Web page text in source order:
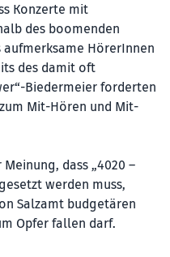
Konzerte mit
des boomenden
aufmerksame HörerInnen
des damit oft
Biedermeier forderten
Mit-Hören und Mit-
dass „4020 –
werden muss,
Salzamt budgetären
Opfer fallen darf.